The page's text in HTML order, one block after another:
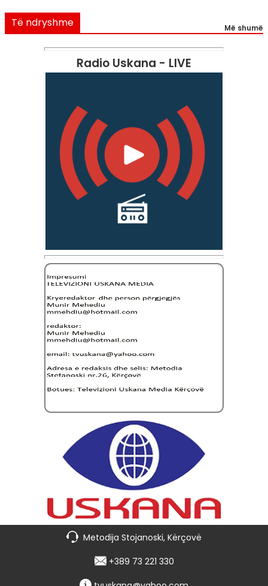
Të ndryshme Më shumë
Radio Uskana - LIVE
Metodija Stojanoski, Kërçovë
+389 73 221 330